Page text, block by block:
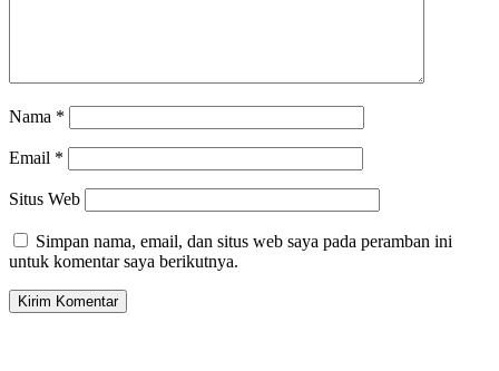
Nama *
Email *
Situs Web
Simpan nama, email, dan situs web saya pada peramban ini
untuk komentar saya berikutnya.